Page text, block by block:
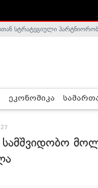
მთავრობა არალეგიტიმურია
სტრატეგიული პარტნიორობა
ეკონომიკა